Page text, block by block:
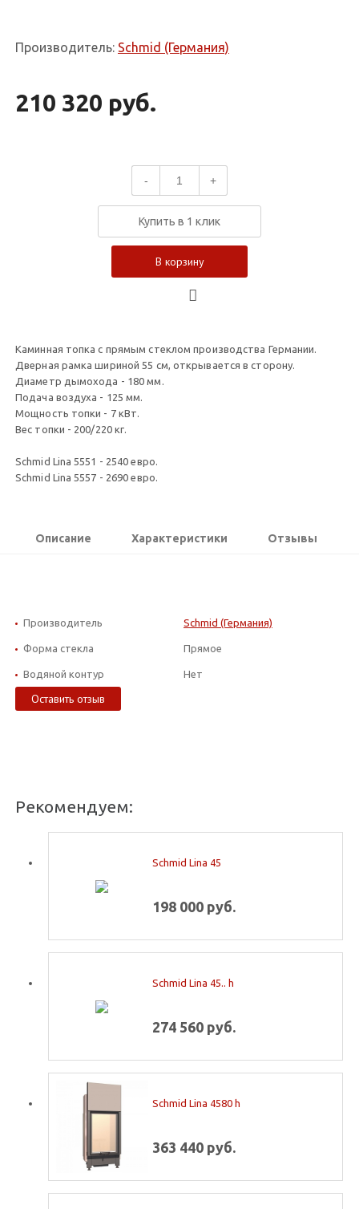
Производитель: Schmid (Германия)
210 320 руб.
- +
Купить в 1 клик
В корзину
Каминная топка с прямым стеклом производства Германии.
Дверная рамка шириной 55 см, открывается в сторону.
Диаметр дымохода - 180 мм.
Подача воздуха - 125 мм.
Мощность топки - 7 кВт.
Вес топки - 200/220 кг.
Schmid Lina 5551 - 2540 евро.
Schmid Lina 5557 - 2690 евро.
Описание Характеристики Отзывы
Производитель Schmid (Германия)
Форма стекла Прямое
Водяной контур Нет
Оставить отзыв
Рекомендуем:
Schmid Lina 45
198 000 руб.
Schmid Lina 45.. h
274 560 руб.
Schmid Lina 4580 h
363 440 руб.